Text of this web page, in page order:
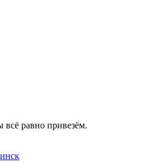
равно привезём.